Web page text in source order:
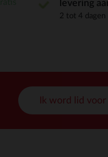
aan te passen en
levering
2 tot 4 dagen
Ik word lid voor